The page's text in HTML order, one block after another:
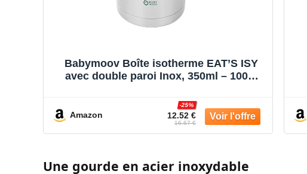
Babymoov Boîte isotherme EAT’S ISY
avec double paroi Inox, 350ml – 100%
emporter
Amazon 12.52 €
-25%
16.67 €
Une gourde en acier inoxydable